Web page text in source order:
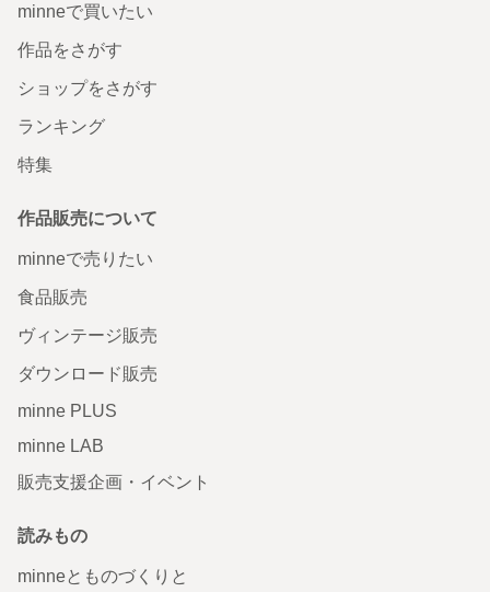
minneで買いたい
作品をさがす
ショップをさがす
ランキング
特集
作品販売について
minneで売りたい
食品販売
ヴィンテージ販売
ダウンロード販売
minne PLUS
minne LAB
販売支援企画・イベント
読みもの
minneとものづくりと